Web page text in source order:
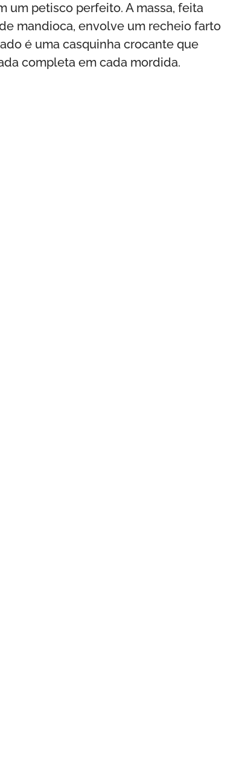
um petisco perfeito. A massa, feita
mandioca, envolve um recheio farto
é uma casquinha crocante que
completa em cada mordida.